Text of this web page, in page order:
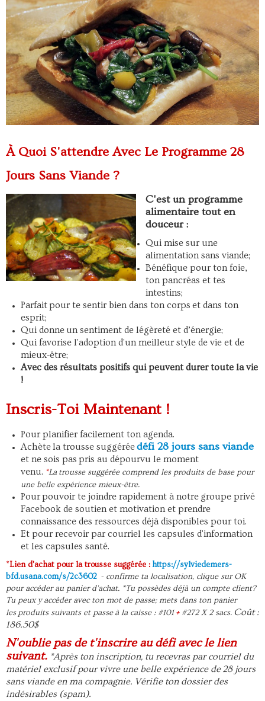
Dans mon chaudron
Boutique▼
À Quoi S'attendre Avec Le Programme 28
Jours Sans Viande ?
C'est un programme
alimentaire tout en
douceur :
Qui mise sur une
alimentation sans viande;
Bénéfique pour ton foie,
ton pancréas et tes
intestins;
Parfait pour te sentir bien dans ton corps et dans ton
esprit;
Qui donne un sentiment de légèreté et d’énergie;
Qui favorise l'adoption d'un meilleur style de vie et de
mieux-être;
Avec des résultats positifs qui peuvent durer toute la vie
!
Inscris-Toi Maintenant !
Pour planifier facilement ton agenda.
Achète la trousse suggéréedéfi 28 jours sans viande
et ne sois pas pris au dépourvu le moment
venu. *La trousse suggérée comprend les produits de base pour
une belle expérience mieux-être.
Pour pouvoir te joindre rapidement à notre groupe privé
Facebook de soutien et motivation et prendre
connaissance des ressources déjà disponibles pour toi.
Et pour recevoir par courriel les capsules d'information
et les capsules santé.
*Lien d'achat pour la trousse suggérée :https://sylviedemers-
bfd.usana.com/s/2c3602 - confirme ta localisation, clique sur OK
pour accéder au panier d'achat. *Tu possèdes déjà un compte client?
Tu peux y accéder avec ton mot de passe; mets dans ton panier
les produits suivants et passe à la caisse : #101+#272 X 2 sacs. Coût :
186.50$
N'oublie pas de t'inscrire au défi avec le lien
suivant. *Après ton inscription, tu recevras par courriel du
matériel exclusif pour vivre une belle expérience de 28 jours
sans viande en ma compagnie. Vérifie ton dossier des
indésirables (spam).